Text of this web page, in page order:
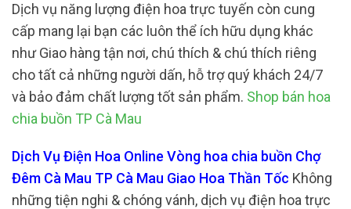
Dịch vụ năng lượng điện hoa trực tuyến còn cung
cấp mang lại bạn các luôn thể ích hữu dụng khác
như Giao hàng tận nơi, chú thích & chú thích riêng
cho tất cả những người dấn, hỗ trợ quý khách 24/7
và bảo đảm chất lượng tốt sản phẩm. Shop bán hoa
chia buồn TP Cà Mau
Dịch Vụ Điện Hoa Online Vòng hoa chia buồn Chợ
Đêm Cà Mau TP Cà Mau Giao Hoa Thần Tốc Không
những tiện nghi & chóng vánh, dịch vụ điện hoa trực